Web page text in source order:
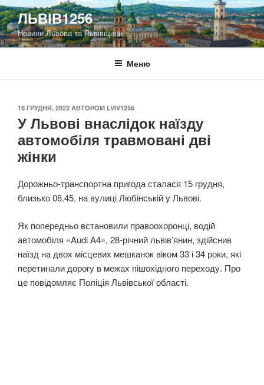
Перейти
до
вмісту
ЛЬВІВ1256
Новини Львова та Львівщини
Меню
ОПУБЛІКОВАНО
16 ГРУДНЯ, 2022 АВТОРОМ LVIV1256
У Львові внаслідок наїзду
автомобіля травмовані дві
жінки
Дорожньо-транспортна пригода сталася 15 грудня,
близько 08.45, на вулиці Любінській у Львові.
Як попередньо встановили правоохоронці, водій
автомобіля «Audi A4», 28-річний львів’янин, здійснив
наїзд на двох місцевих мешканок віком 33 і 34 роки, які
перетинали дорогу в межах пішохідного переходу. Про
це повідомляє Поліція Львівської області.